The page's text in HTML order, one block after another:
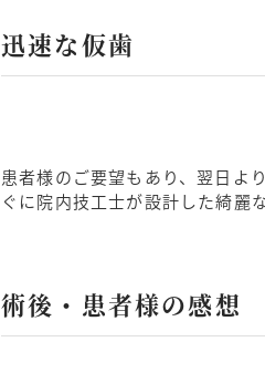
迅速な仮歯
患者様のご要望もあり、翌日よ
ぐに院内技工士が設計した綺麗
術後・患者様の感想